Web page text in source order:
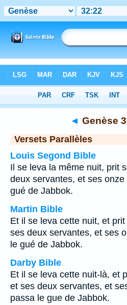
Chapitre 32 > Verset 22
◄ Genèse
Versets Parallèles
Louis Segond Bible
Il se leva la même nuit, prit
deux servantes, et ses
gué de Jabbok.
Martin Bible
Et il se leva cette nuit, et
ses deux servantes, et ses
le gué de Jabbok.
Darby Bible
Et il se leva cette nuit-là, et
et ses deux servantes, et
passa le gue de Jabbok.